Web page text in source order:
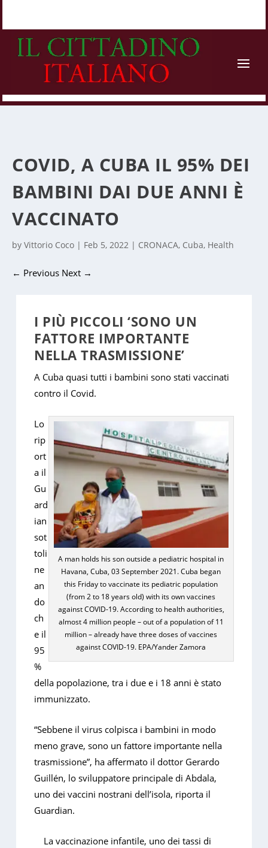
COVID, A CUBA IL 95% DEI
BAMBINI DAI DUE ANNI È
VACCINATO
byVittorio Coco | Feb 5, 2022 | CRONACA, Cuba, Health
← Previous Next →
I PIÙ PICCOLI ‘SONO UN
FATTORE IMPORTANTE
NELLA TRASMISSIONE’
A Cuba quasi tutti i bambini sono stati vaccinati
contro il Covid.
A man holds his son outside a pediatric hospital in
Havana, Cuba, 03 September 2021. Cuba began
this Friday to vaccinate its pediatric population
(from 2 to 18 years old) with its own vaccines
against COVID-19. According to health authorities,
almost 4 million people – out of a population of 11
million – already have three doses of vaccines
against COVID-19. EPA/Yander Zamora
Lo
rip
ort
a il
Gu
ard
ian
sot
toli
ne
an
do
ch
e il
95
%
della popolazione, tra i due e i 18 anni è stato
immunizzato.
“Sebbene il virus colpisca i bambini in modo
meno grave, sono un fattore importante nella
trasmissione”, ha affermato il dottor Gerardo
Guillén, lo sviluppatore principale di Abdala,
uno dei vaccini nostrani dell’isola, riporta il
Guardian.
La vaccinazione infantile, uno dei tassi di